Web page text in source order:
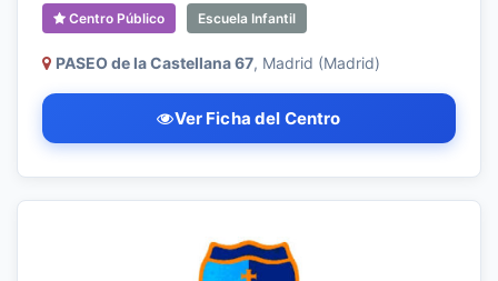
Centro Público Escuela Infantil
PASEO de la Castellana 67, Madrid (Madrid)
Ver Ficha del Centro